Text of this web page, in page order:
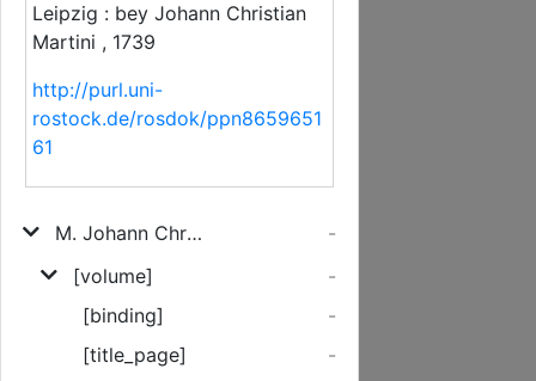
Leipzig : bey Johann Christian
Martini , 1739
http://purl.uni-
rostock.de/rosdok/ppn8659651
61
M. Johann Christian Mehlhorns, Pfarrers zu Gelenau, Gründliche Erklärung der Heil. Schrifft Altes Testaments
-
[volume]
-
[binding]
-
[title_page]
-